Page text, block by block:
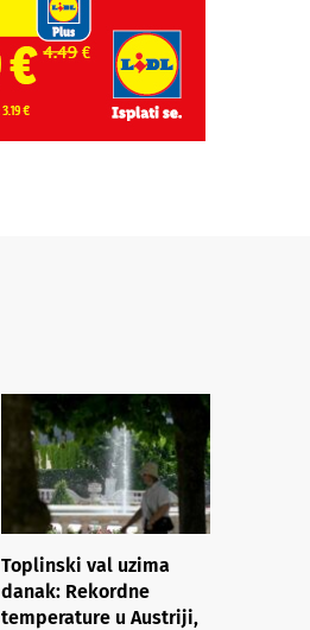
Toplinski val uzima
danak: Rekordne
temperature u Austriji,